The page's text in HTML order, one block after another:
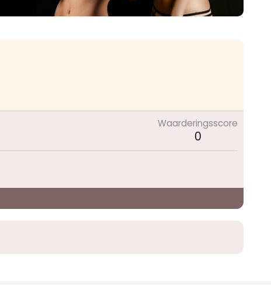
Waarderingsscore
0